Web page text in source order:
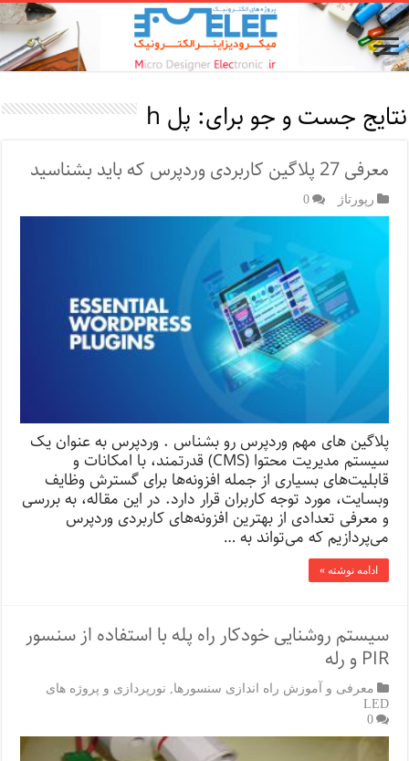
نتایج جست و جو برای: پل h
معرفی 27 پلاگین کاربردی وردپرس که باید بشناسید
رپورتاژ‌ 0
پلاگین های مهم وردپرس رو بشناس . وردپرس به عنوان یک
سیستم مدیریت محتوا (CMS) قدرتمند، با امکانات و
قابلیت‌های بسیاری از جمله افزونه‌ها برای گسترش وظایف
وبسایت، مورد توجه کاربران قرار دارد. در این مقاله، به بررسی
و معرفی تعدادی از بهترین افزونه‌های کاربردی وردپرس
می‌پردازیم که می‌تواند به …
ادامه نوشته »
سیستم روشنایی خودکار راه پله با استفاده از سنسور
PIR و رله
معرفی و آموزش راه اندازی سنسورها
نورپردازی و پروژه های
LED
0